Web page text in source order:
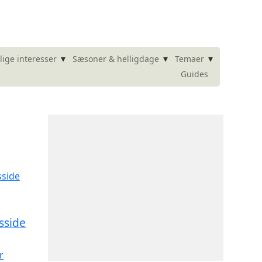
interesser ▾ Sæsoner & helligdage ▾ Temaer ▾
Guides